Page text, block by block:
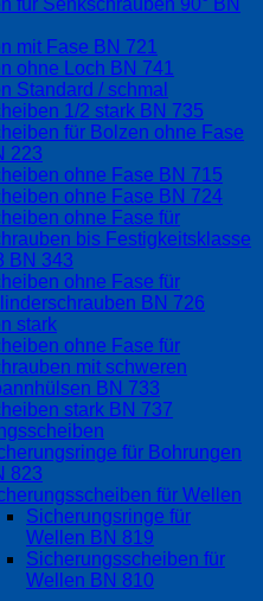
für Senkschrauben 90° BN
mit Fase BN 721
ohne Loch BN 741
Standard / schmal
1/2 stark BN 735
für Bolzen ohne Fase
223
ohne Fase BN 715
ohne Fase BN 724
ohne Fase für
bis Festigkeitsklasse
BN 343
ohne Fase für
BN 726
stark
ohne Fase für
mit schweren
BN 733
stark BN 737
für Bohrungen
823
für Wellen
Sicherungsringe für
Wellen BN 819
Sicherungsscheiben für
Wellen BN 810